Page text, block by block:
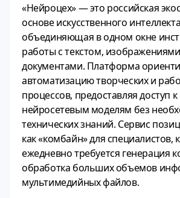
«Нейроцех» — это российская
основе искусственного
объединяющая в одном окне
работы с текстом,
документами. Платформа
автоматизацию творческих и
процессов, предоставляя доступ
нейросетевым моделям без
технических знаний. Сервис
как «комбайн» для специалистов,
ежедневно требуется генерация
обработка больших объемов
мультимедийных файлов.